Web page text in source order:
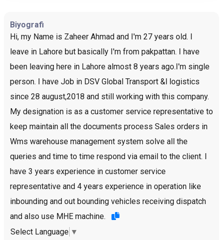
Biyografi
Hi, my Name is Zaheer Ahmad and I'm 27 years old. I
leave in Lahore but basically I'm from pakpattan. I have
been leaving here in Lahore almost 8 years ago.I'm single
person. I have Job in DSV Global Transport &l logistics
since 28 august,2018 and still working with this company.
My designation is as a customer service representative to
keep maintain all the documents process Sales orders in
Wms warehouse management system solve all the
queries and time to time respond via email to the client. I
have 3 years experience in customer service
representative and 4 years experience in operation like
inbounding and out bounding vehicles receiving dispatch
and also use MHE machine.
Select Language ▼